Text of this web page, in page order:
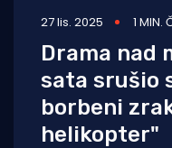
27 lis. 2025 1 MIN.
Drama nad
sata srušio
borbeni
helikopter"